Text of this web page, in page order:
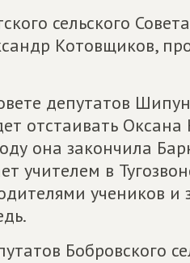
сельского
Котовщиков,
депутатов
отстаивать
она закончила
учителем в
учеников и
Бобровского